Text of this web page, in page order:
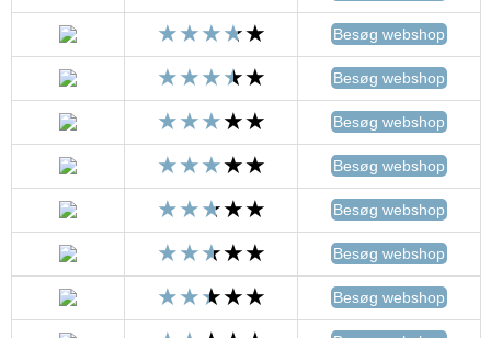
Besøg webshop
Besøg webshop
Besøg webshop
Besøg webshop
Besøg webshop
Besøg webshop
Besøg webshop